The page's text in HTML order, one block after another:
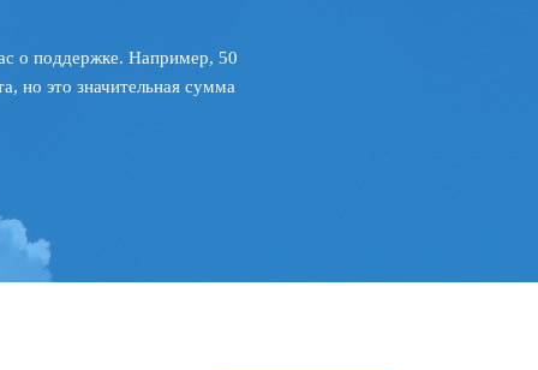
о поддержке. Например, 50
но это значительная сумма